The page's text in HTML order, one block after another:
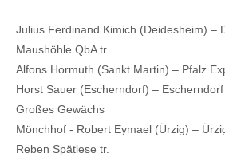
Julius Ferdinand Kimich (Deidesheim) –
Maushöhle QbA tr.
Alfons Hormuth (Sankt Martin) – Pfalz
Horst Sauer (Escherndorf) –
Großes Gewächs
Mönchhof - Robert Eymael (Ürzig) –
Reben Spätlese tr.